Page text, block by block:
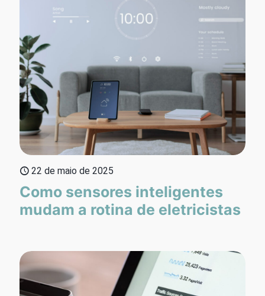
22 de maio de 2025
Como sensores inteligentes
mudam a rotina de eletricistas